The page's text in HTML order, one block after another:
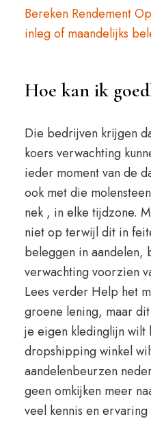
Bereken Rendement
inleg of maandelijks
Hoe kan ik
Die bedrijven krijgen
koers verwachting
ieder moment van de
ook met die
nek , in elke tijdzone.
niet op terwijl dit in
beleggen in aandelen,
verwachting voorzien
Lees verder Help het
groene lening, maar
je eigen kledinglijn wilt
dropshipping winkel
aandelenbeurzen
geen omkijken meer
veel kennis en